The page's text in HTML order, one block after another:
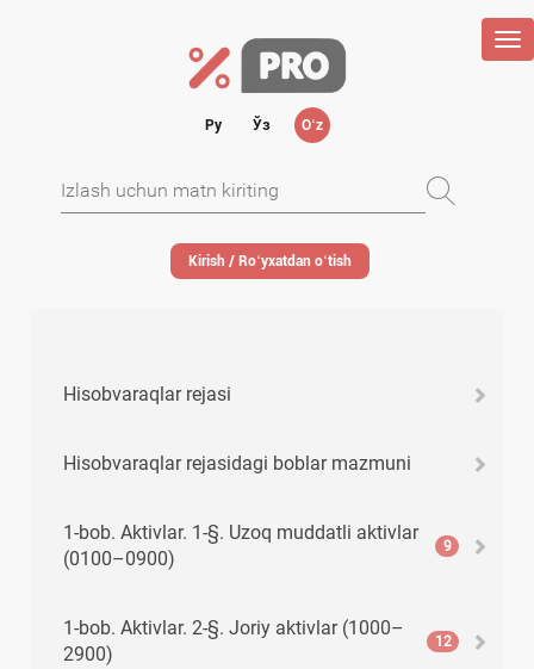
Ру Ўз Oʻz
Kirish / Roʻyхatdan oʻtish
Hisobvaraqlar rejasi
Hisobvaraqlar rejasidagi boblar mazmuni
1-bob. Aktivlar. 1-§. Uzoq muddatli aktivlar
(0100–0900)
9
1-bob. Aktivlar. 2-§. Joriy aktivlar (1000–
2900)
12